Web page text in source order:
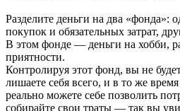
Разделите деньги на два
покупок и обязательных затрат,
В этом фонде — деньги на хобби,
приятности.
Контролируя этот фонд, вы не
лишаете себя всего, и в то же время
реально можете себе позволить
собирайте свои траты — так вы